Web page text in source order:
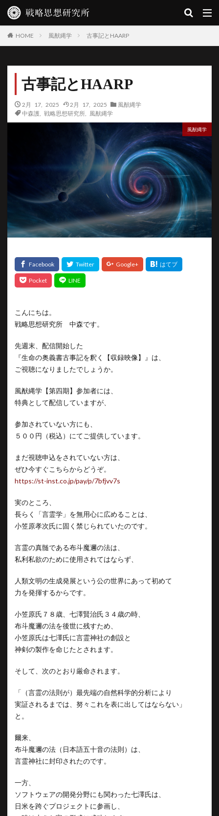
HOME 風猷縄学 古事記とHAARP
古事記とHAARP
2月 17, 2025 2月 17, 2025
風猷縄学
中森護, 戦略思想研究所, 風猷縄学
風猷縄学
こんにちは。
戦略思想研究所 中森です。
先週末、配信開始した
『生命の奥義書古事記を釈く【収録映像】』は、
ご視聴になりましたでしょうか。
風猷縄学【第四期】参加者には、
特典として配信していますが、
参加されていない方にも、
５００円（税込）にてご提供しています。
まだ視聴申込をされていない方は、
ぜひ今すぐこちらからどうぞ。
https://st-inst.co.jp/pay/p/7bfjvv7s
実のところ、
長らく「言霊学」を無用心に広めることは、
小笠原孝次氏に固く禁じられていたのです。
言霊の真髄である布斗魔邇の法は、
私利私欲のために使用されてはならず、
人類文明の生成発展という公の世界にあって初めて
力を発揮するからです。
小笠原氏７８歳、七澤賢治氏３４歳の時、
布斗魔邇の法を後世に残すため、
小笠原氏は七澤氏に言霊神社の創設と
神剣の製作を命じたとされます。
そして、次のとおり厳命されます。
「（言霊の法則が）最先端の自然科学的分析により
実証されるまでは、努々これを表に出してはならない」
と。
爾来、
布斗魔邇の法（日本語五十音の法則）は、
言霊神社に封印されたのです。
一方、
ソフトウェアの開発分野にも関わった七澤氏は、
日米を跨ぐプロジェクトに参画し、